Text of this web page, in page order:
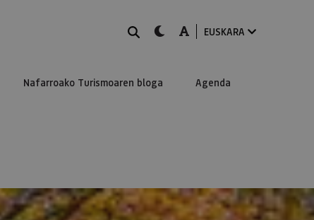
BILATUdark-mode
A-modeEUSKARA
Nafarroako Turismoaren bloga Agenda